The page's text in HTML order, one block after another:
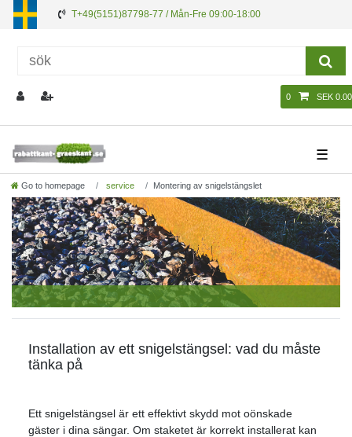
T+49(5151)87798-77 / Mån-Fre 09:00-18:00
0 SEK 0.00
☰
Go to homepage service Montering av snigelstängslet
Installation av ett snigelstängsel: vad du måste
tänka på
Ett snigelstängsel är ett effektivt skydd mot oönskade
gäster i dina sängar. Om staketet är korrekt installerat kan